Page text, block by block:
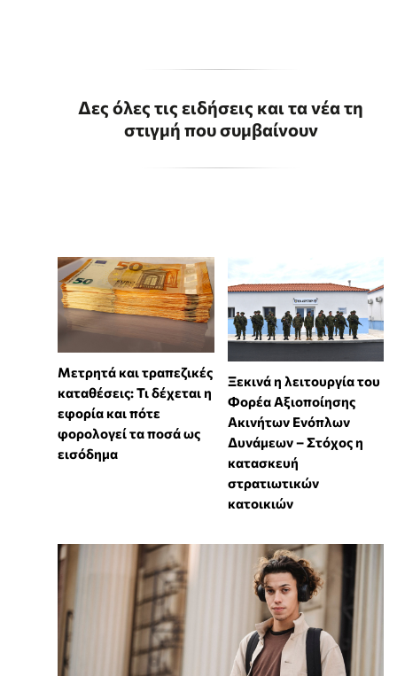
Δες όλες τις ειδήσεις και τα νέα τη
στιγμή που συμβαίνουν
Μετρητά και τραπεζικές
καταθέσεις: Τι δέχεται η
εφορία και πότε
φορολογεί τα ποσά ως
εισόδημα
Ξεκινά η λειτουργία του
Φορέα Αξιοποίησης
Ακινήτων Ενόπλων
Δυνάμεων – Στόχος η
κατασκευή
στρατιωτικών
κατοικιών